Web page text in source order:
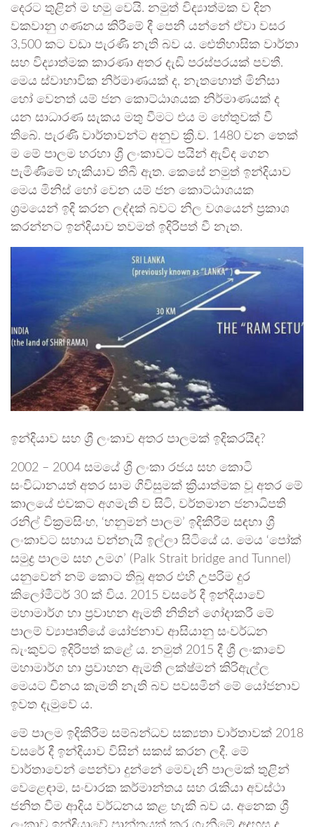
දෙරට තුළින් ම හමු වෙයි. නමුත් විද්‍යාත්මක ව දින
වකවානු ගණනය කිරීමේ දී පෙනී යන්නේ ඒවා වසර
3,500 කට වඩා පැරණි නැති බව ය. ඓතිහාසික වාර්තා
සහ විද්‍යාත්මක කාරණා අතර දැඩි පරස්පරයක් පවතී.
මෙය ස්වාභාවික නිර්මාණයක් ද, නැතහොත් මිනිසා
හෝ වෙනත් යම් ජන කොට්ඨාශයක නිර්මාණයක් ද
යන සාධාරණ සැකය මතු වීමට එය ම හේතුවක් වී
තිබේ. පැරණි වාර්තාවන්ට අනුව ක්‍රි.ව. 1480 වන තෙක්
ම මේ පාලම හරහා ශ්‍රී ලංකාවට පයින් ඇවිද ගෙන
පැමිණීමේ හැකියාව තිබී ඇත. කෙසේ නමුත් ඉන්දියාව
මෙය මිනිස් හෝ වෙන යම් ජන කොට්ඨාශයක
ශ්‍රමයෙන් ඉදි කරන ලද්දක් බවට නිල වශයෙන් ප්‍රකාශ
කරන්නට ඉන්දියාව තවමත් ඉදිරිපත් වී නැත.
ඉන්දියාව සහ ශ්‍රී ලංකාව අතර පාලමක් ඉදිකරයිද?
2002 – 2004 සමයේ ශ්‍රී ලංකා රජය සහ කොටි
සංවිධානයත් අතර සාම ගිවිසුමක් ක්‍රියාත්මක වූ අතර මේ
කාලයේ එවකට අගමැති ව සිටි, වර්තමාන ජනාධිපති
රනිල් වික්‍රමසිංහ, ‘හනුමන් පාලම’ ඉදිකිරීම සඳහා ශ්‍රී
ලංකාවට සහාය වන්නැයි ඉල්ලා සිටියේ ය. මෙය ‘පෝක්
සමුද්‍ර පාලම සහ උමග’ (Palk Strait bridge and Tunnel)
යනුවෙන් නම් කොට තිබූ අතර එහි උපරිම දුර
කිලෝමීටර් 30 ක් විය. 2015 වසරේ දී ඉන්දියාවේ
මහාමාර්ග හා ප්‍රවාහන ඇමති නිතින් ගෝදාකරී මේ
පාලම් ව්‍යාපෘතියේ යෝජනාව ආසියානු සංවර්ධන
බැංකුවට ඉදිරිපත් කළේ ය. නමුත් 2015 දී ශ්‍රී ලංකාවේ
මහාමාර්ග හා ප්‍රවාහන ඇමති ලක්ෂ්මන් කිරිඇල්ල
මෙයට චීනය කැමති නැති බව පවසමින් මේ යෝජනාව
ඉවත දැමුවේ ය.
මේ පාලම ඉදිකිරීම සම්බන්ධව සක්‍යතා වාර්තාවක් 2018
වසරේ දී ඉන්දියාව විසින් සකස් කරන ලදී. මේ
වාර්තාවෙන් පෙන්වා දුන්නේ මෙවැනි පාලමක් තුළින්
වෙළෙඳාම, සංචාරක කර්මාන්තය සහ රැකියා අවස්ථා
ජනිත වීම ආදිය වර්ධනය කළ හැකි බව ය. අනෙක ශ්‍රී